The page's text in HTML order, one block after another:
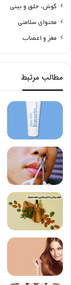
گوش، حلق و بینی
محتوای سلامتی
مغز و اعصاب
مطالب مرتبط